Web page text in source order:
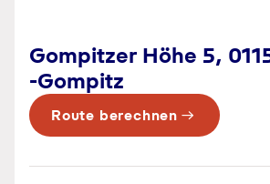
Gompitzer Höhe 5,
-Gompitz
Route berechnen